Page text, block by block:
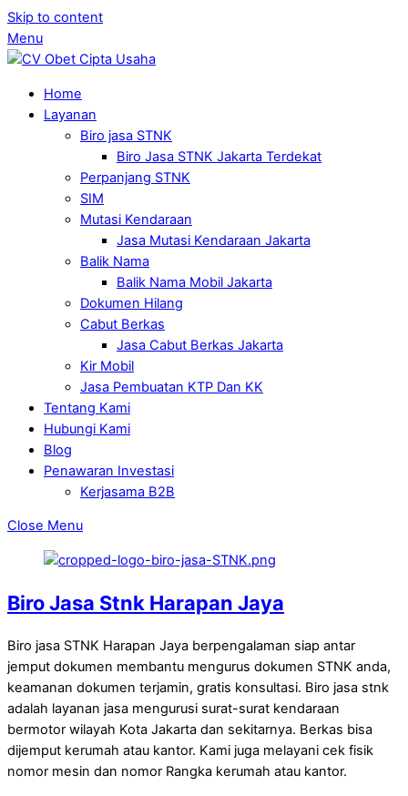
Skip to content
Menu
Home
Layanan
Biro jasa STNK
Biro Jasa STNK Jakarta Terdekat
Perpanjang STNK
SIM
Mutasi Kendaraan
Jasa Mutasi Kendaraan Jakarta
Balik Nama
Balik Nama Mobil Jakarta
Dokumen Hilang
Cabut Berkas
Jasa Cabut Berkas Jakarta
Kir Mobil
Jasa Pembuatan KTP Dan KK
Tentang Kami
Hubungi Kami
Blog
Penawaran Investasi
Kerjasama B2B
Close Menu
Biro Jasa Stnk Harapan Jaya
Biro jasa STNK Harapan Jaya berpengalaman siap antar
jemput dokumen membantu mengurus dokumen STNK anda,
keamanan dokumen terjamin, gratis konsultasi. Biro jasa stnk
adalah layanan jasa mengurusi surat-surat kendaraan
bermotor wilayah Kota Jakarta dan sekitarnya. Berkas bisa
dijemput kerumah atau kantor. Kami juga melayani cek fisik
nomor mesin dan nomor Rangka kerumah atau kantor.